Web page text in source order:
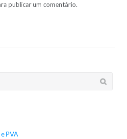
publicar um comentário.
PVA